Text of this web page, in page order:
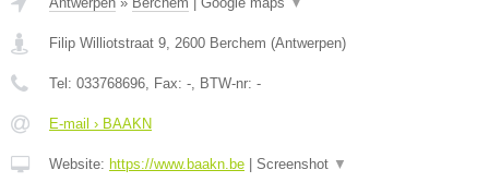
Filip Williotstraat 9, 2600 Berchem (Antwerpen)
Tel: 033768696, Fax: -, BTW-nr: -
E-mail › BAAKN
Website: https://www.baakn.be Screenshot ▼